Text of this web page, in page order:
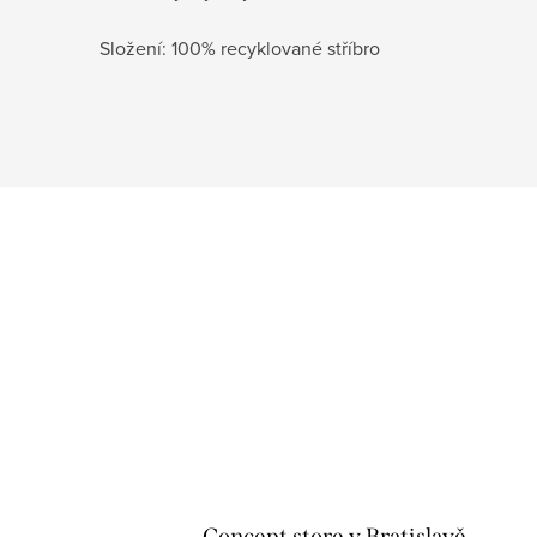
Složení: 100% recyklované stříbro